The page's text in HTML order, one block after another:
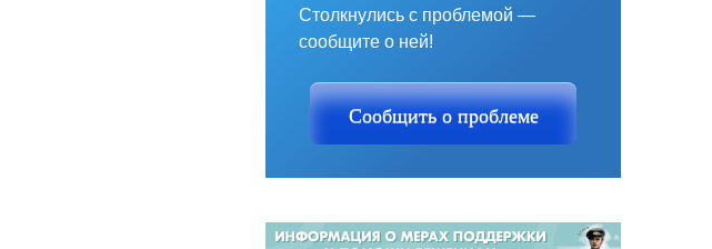
Столкнулись с проблемой —
сообщите о ней!
Сообщить о проблеме